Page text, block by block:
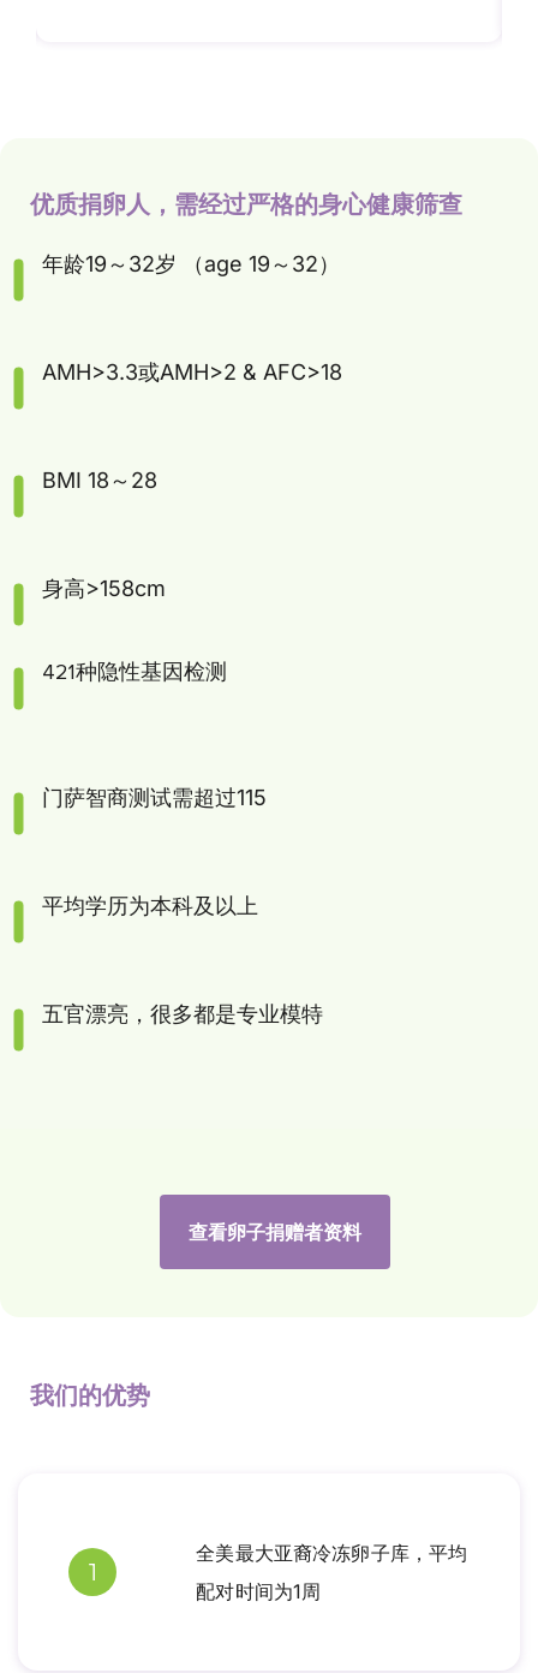
优质捐卵人，需经过严格的身心健康筛查
年龄19～32岁 （age 19～32）
AMH>3.3或AMH>2 & AFC>18
BMI 18～28
身高>158cm
421种隐性基因检测
门萨智商测试需超过115
平均学历为本科及以上
五官漂亮，很多都是专业模特
查看卵子捐赠者资料
我们的优势
1
全美最大亚裔冷冻卵子库，平均
配对时间为1周